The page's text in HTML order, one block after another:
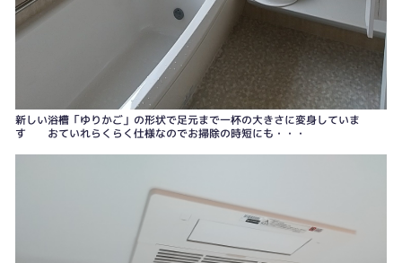
新しい浴槽「ゆりかご」の形状で足元まで一杯の大きさに変身していま
す おていれらくらく仕様なのでお掃除の時短にも・・・